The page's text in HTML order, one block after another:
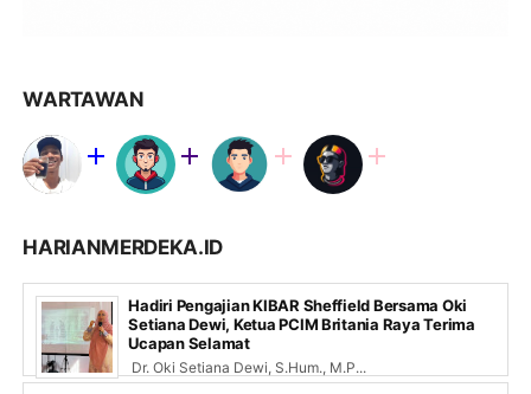
WARTAWAN
HARIANMERDEKA.ID
Hadiri Pengajian KIBAR Sheffield Bersama Oki
Setiana Dewi, Ketua PCIM Britania Raya Terima
Ucapan Selamat
Dr. Oki Setiana Dewi, S.Hum., M.P...